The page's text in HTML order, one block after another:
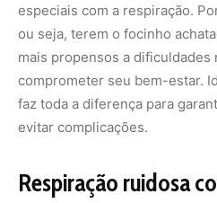
especiais com a respiração.
ou seja, terem o focinho
mais propensos a
comprometer seu bem-estar.
faz toda a diferença para
evitar complicações.
Respiração ruidosa